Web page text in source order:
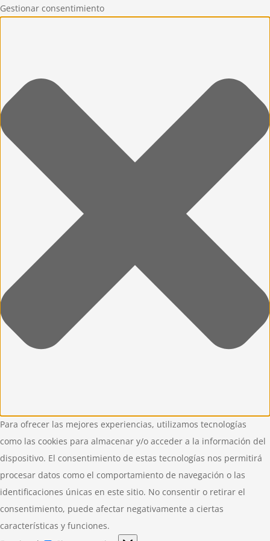
Gestionar consentimiento
Para ofrecer las mejores experiencias, utilizamos tecnologías
como las cookies para almacenar y/o acceder a la información del
dispositivo. El consentimiento de estas tecnologías nos permitirá
procesar datos como el comportamiento de navegación o las
identificaciones únicas en este sitio. No consentir o retirar el
consentimiento, puede afectar negativamente a ciertas
características y funciones.